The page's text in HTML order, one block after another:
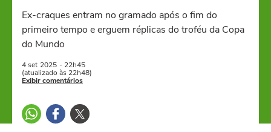
Ex-craques entram no gramado após o fim do
primeiro tempo e erguem réplicas do troféu da Copa
do Mundo
4 set 2025 - 22h45
(atualizado às 22h48)
Exibir comentários